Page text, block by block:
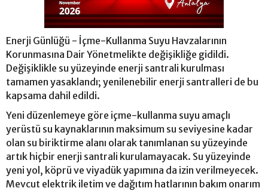
Enerji Günlüğü - İçme-Kullanma Suyu Havzalarının
Korunmasına Dair Yönetmelikte değişikliğe gidildi.
Değişiklikle su yüzeyinde enerji santrali kurulması
tamamen yasaklandı; yenilenebilir enerji santralleri de bu
kapsama dahil edildi.
Yeni düzenlemeye göre içme-kullanma suyu amaçlı
yerüstü su kaynaklarının maksimum su seviyesine kadar
olan su biriktirme alanı olarak tanımlanan su yüzeyinde
artık hiçbir enerji santrali kurulamayacak. Su yüzeyinde
yeni yol, köprü ve viyadük yapımına da izin verilmeyecek.
Mevcut elektrik iletim ve dağıtım hatlarının bakım onarım